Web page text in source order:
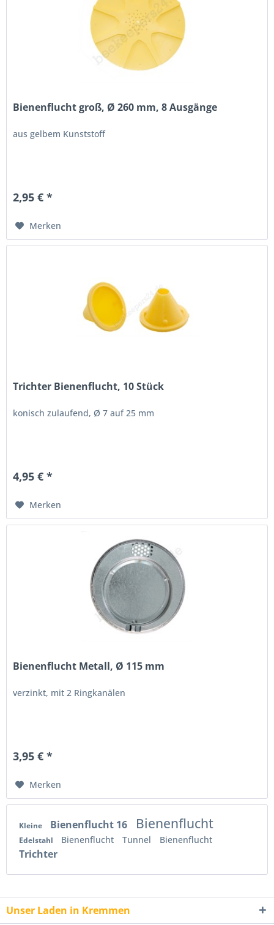
Bienenflucht groß, Ø 260 mm, 8 Ausgänge
aus gelbem Kunststoff
2,95 € *
Merken
Trichter Bienenflucht, 10 Stück
konisch zulaufend, Ø 7 auf 25 mm
4,95 € *
Merken
Bienenflucht Metall, Ø 115 mm
verzinkt, mit 2 Ringkanälen
3,95 € *
Merken
Kleine Bienenflucht 16 Bienenflucht
Edelstahl Bienenflucht Tunnel Bienenflucht
Trichter
Unser Laden in Kremmen